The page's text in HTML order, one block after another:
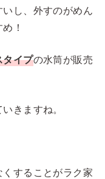
し、外すのがめん
！
タイプの水筒が販売
きますね。
することがラク家